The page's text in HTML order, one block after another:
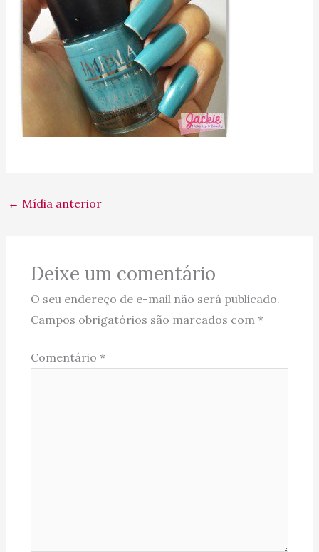
← Mídia anterior
Deixe um comentário
O seu endereço de e-mail não será publicado.
Campos obrigatórios são marcados com *
Comentário *